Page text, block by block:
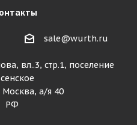
sale@wurth.ru
вл..3, стр.1, поселение
Москва, а/я 40
РФ